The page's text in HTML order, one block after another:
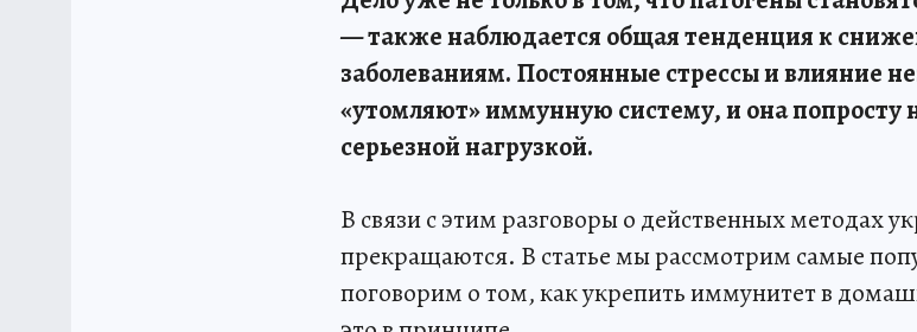
— также наблюдается общая тенденция к
заболеваниям. Постоянные стрессы и влияние
«утомляют» иммунную систему, и она попросту
серьезной нагрузкой.
В связи с этим разговоры о действенных методах
прекращаются. В статье мы рассмотрим самые
поговорим о том, как укрепить иммунитет в